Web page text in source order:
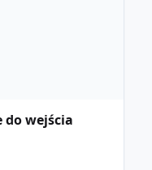
do wejścia